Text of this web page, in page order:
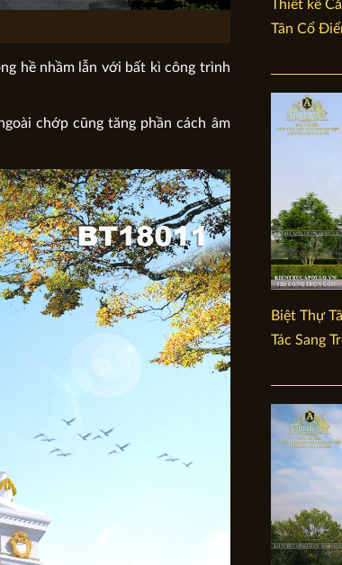
hề nhầm lẫn với bất kì công trình
chớp cũng tăng phần cách âm
Thiết kế
Tân Cổ
Biệt Thự
Tác Sang